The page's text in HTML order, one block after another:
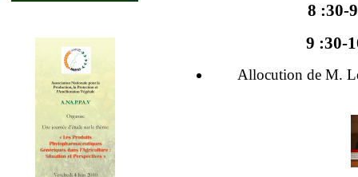
8 :30-
9 :30-
Allocution de M.